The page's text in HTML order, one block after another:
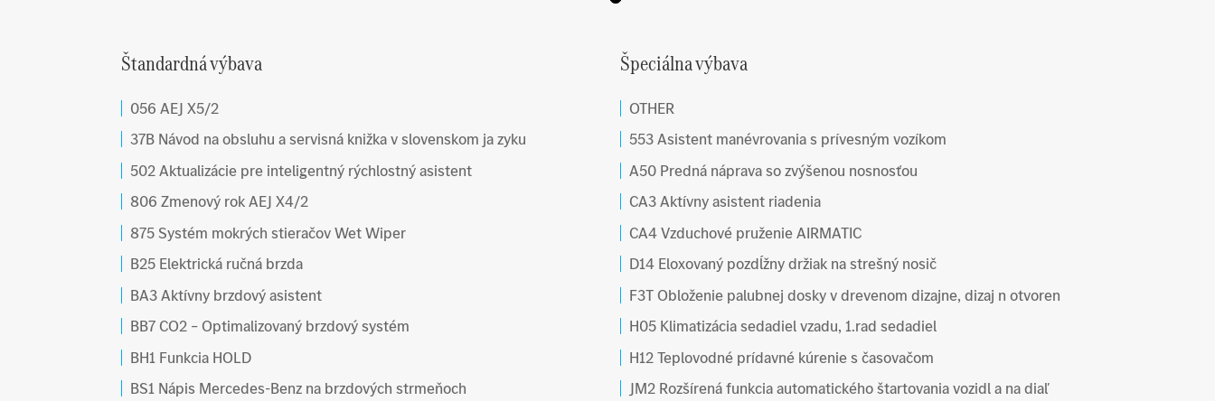
Štandardná výbava
056 AEJ X5/2
37B Návod na obsluhu a servisná knižka v slovenskom ja zyku
502 Aktualizácie pre inteligentný rýchlostný asistent
806 Zmenový rok AEJ X4/2
875 Systém mokrých stieračov Wet Wiper
B25 Elektrická ručná brzda
BA3 Aktívny brzdový asistent
BB7 CO2 – Optimalizovaný brzdový systém
BH1 Funkcia HOLD
BS1 Nápis Mercedes-Benz na brzdových strmeňoch
Špeciálna výbava
OTHER
553 Asistent manévrovania s prívesným vozíkom
A50 Predná náprava so zvýšenou nosnosťou
CA3 Aktívny asistent riadenia
CA4 Vzduchové pruženie AIRMATIC
D14 Eloxovaný pozdĺžny držiak na strešný nosič
F3T Obloženie palubnej dosky v drevenom dizajne, dizaj n otvoren
H05 Klimatizácia sedadiel vzadu, 1.rad sedadiel
H12 Teplovodné prídavné kúrenie s časovačom
JM2 Rozšírená funkcia automatického štartovania vozidl a na diaľ